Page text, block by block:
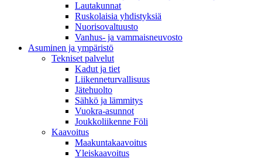
Lautakunnat
Ruskolaisia yhdistyksiä
Nuorisovaltuusto
Vanhus- ja vammaisneuvosto
Asuminen ja ympäristö
Tekniset palvelut
Kadut ja tiet
Liikenneturvallisuus
Jätehuolto
Sähkö ja lämmitys
Vuokra-asunnot
Joukkoliikenne Föli
Kaavoitus
Maakuntakaavoitus
Yleiskaavoitus